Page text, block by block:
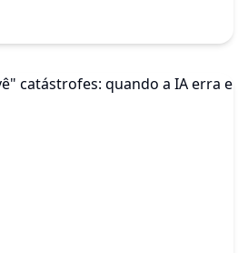
com assistentes de
O te...